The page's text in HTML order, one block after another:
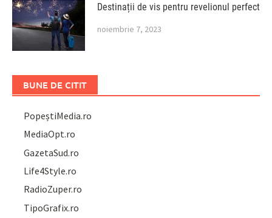
Destinații de vis pentru revelionul perfect
noiembrie 7, 2023
BUNE DE CITIT
PopeștiMedia.ro
MediaOpt.ro
GazetaSud.ro
Life4Style.ro
RadioZuper.ro
TipoGrafix.ro